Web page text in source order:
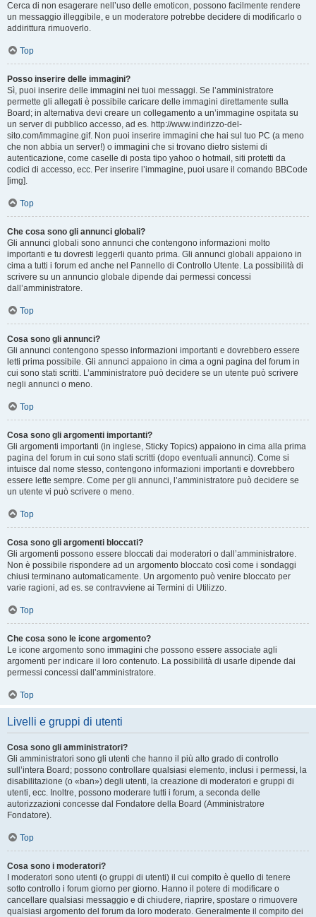
Cerca di non esagerare nell’uso delle emoticon, possono facilmente rendere
un messaggio illeggibile, e un moderatore potrebbe decidere di modificarlo o
addirittura rimuoverlo.
Top
Posso inserire delle immagini?
Sì, puoi inserire delle immagini nei tuoi messaggi. Se l’amministratore
permette gli allegati è possibile caricare delle immagini direttamente sulla
Board; in alternativa devi creare un collegamento a un’immagine ospitata su
un server di pubblico accesso, ad es. http://www.indirizzo-del-
sito.com/immagine.gif. Non puoi inserire immagini che hai sul tuo PC (a meno
che non abbia un server!) o immagini che si trovano dietro sistemi di
autenticazione, come caselle di posta tipo yahoo o hotmail, siti protetti da
codici di accesso, ecc. Per inserire l’immagine, puoi usare il comando BBCode
[img].
Top
Che cosa sono gli annunci globali?
Gli annunci globali sono annunci che contengono informazioni molto
importanti e tu dovresti leggerli quanto prima. Gli annunci globali appaiono in
cima a tutti i forum ed anche nel Pannello di Controllo Utente. La possibilità di
scrivere su un annuncio globale dipende dai permessi concessi
dall’amministratore.
Top
Cosa sono gli annunci?
Gli annunci contengono spesso informazioni importanti e dovrebbero essere
letti prima possibile. Gli annunci appaiono in cima a ogni pagina del forum in
cui sono stati scritti. L’amministratore può decidere se un utente può scrivere
negli annunci o meno.
Top
Cosa sono gli argomenti importanti?
Gli argomenti importanti (in inglese, Sticky Topics) appaiono in cima alla prima
pagina del forum in cui sono stati scritti (dopo eventuali annunci). Come si
intuisce dal nome stesso, contengono informazioni importanti e dovrebbero
essere lette sempre. Come per gli annunci, l’amministratore può decidere se
un utente vi può scrivere o meno.
Top
Cosa sono gli argomenti bloccati?
Gli argomenti possono essere bloccati dai moderatori o dall’amministratore.
Non è possibile rispondere ad un argomento bloccato così come i sondaggi
chiusi terminano automaticamente. Un argomento può venire bloccato per
varie ragioni, ad es. se contravviene ai Termini di Utilizzo.
Top
Che cosa sono le icone argomento?
Le icone argomento sono immagini che possono essere associate agli
argomenti per indicare il loro contenuto. La possibilità di usarle dipende dai
permessi concessi dall’amministratore.
Top
Livelli e gruppi di utenti
Cosa sono gli amministratori?
Gli amministratori sono gli utenti che hanno il più alto grado di controllo
sull’intera Board; possono controllare qualsiasi elemento, inclusi i permessi, la
disabilitazione (o «ban») degli utenti, la creazione di moderatori e gruppi di
utenti, ecc. Inoltre, possono moderare tutti i forum, a seconda delle
autorizzazioni concesse dal Fondatore della Board (Amministratore
Fondatore).
Top
Cosa sono i moderatori?
I moderatori sono utenti (o gruppi di utenti) il cui compito è quello di tenere
sotto controllo i forum giorno per giorno. Hanno il potere di modificare o
cancellare qualsiasi messaggio e di chiudere, riaprire, spostare o rimuovere
qualsiasi argomento del forum da loro moderato. Generalmente il compito dei